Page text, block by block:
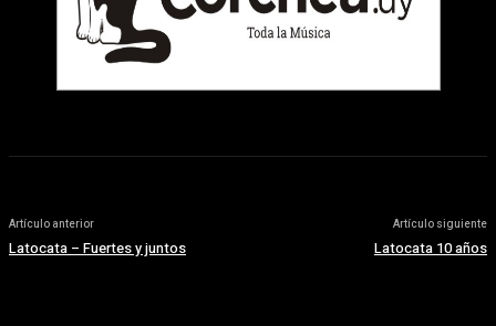
Artículo anterior
Latocata – Fuertes y juntos
Artículo siguiente
Latocata 10 años